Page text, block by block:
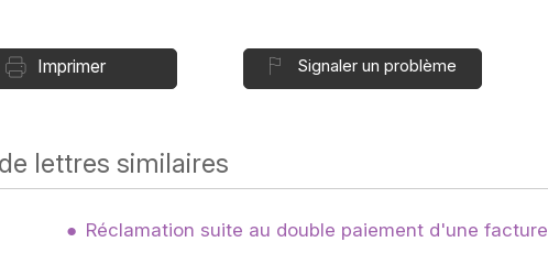
Imprimer Signaler un problème
lettres similaires
Réclamation suite au double paiement d'une facture